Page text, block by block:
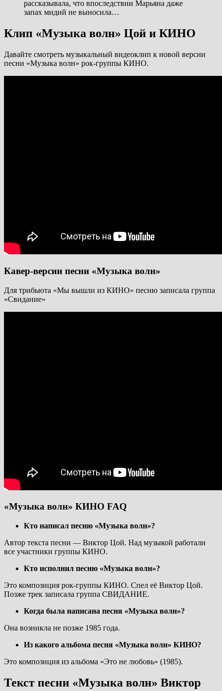
рассказывала, что впоследствии Марьяна даже
запах мидий не выносила…
Клип «Музыка волн» Цой и КИНО
Давайте смотреть музыкальный видеоклип к новой версии
песни «Музыка волн» рок-группы КИНО.
Кавер-версии песни «Музыка волн»
Для трибьюта «Мы вышли из КИНО» песню записала группа
«Свидание»
«Музыка волн» КИНО FAQ
Кто написал песню «Музыка волн»?
Автор текста песни — Виктор Цой. Над музыкой работали
все участники группы КИНО.
Кто исполнил песню «Музыка волн»?
Это композиция рок-группы КИНО. Спел её Виктор Цой.
Позже трек записала группа СВИДАНИЕ.
Когда была написана песня «Музыка волн»?
Она возникла не позже 1985 года.
Из какого альбома песня «Музыка волн» КИНО?
Это композиция из альбома «Это не любовь» (1985).
Текст песни «Музыка волн» Виктор